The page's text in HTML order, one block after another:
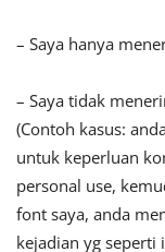
– Saya hanya
– Saya tidak
(Contoh kasus:
untuk keperluan
personal use,
font saya, anda
kejadian yg seperti